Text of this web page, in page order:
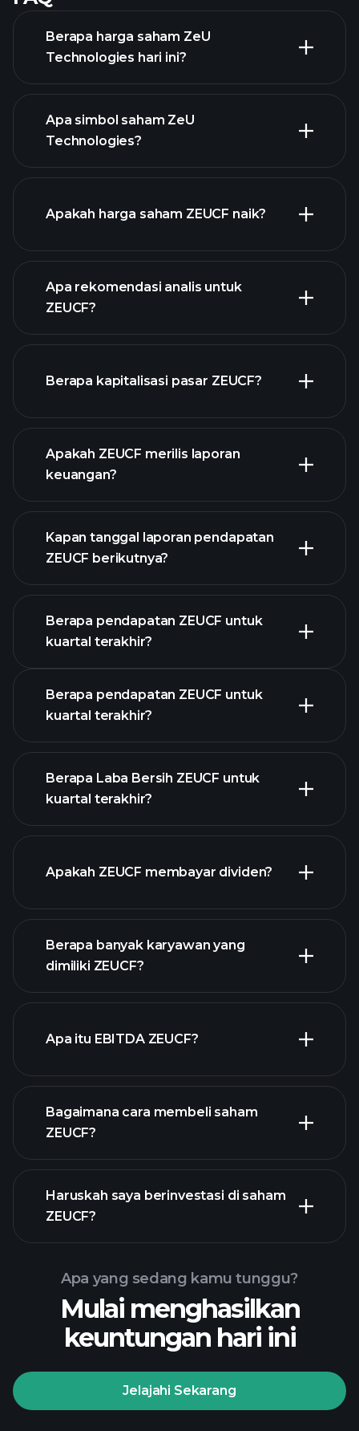
Berapa harga saham ZeU
Technologies hari ini?
chart
Apa simbol saham ZeU
Technologies?
Apakah harga saham ZEUCF naik?
Apa rekomendasi analis untuk
ZEUCF?
Berapa kapitalisasi pasar ZEUCF?
daftar saham kami
Apakah ZEUCF merilis laporan
keuangan?
keuangan
ZEUCF
Kapan tanggal laporan pendapatan
ZEUCF berikutnya?
Berapa pendapatan ZEUCF untuk
kuartal terakhir?
pendapatan ZEUCF
Berapa pendapatan ZEUCF untuk
kuartal terakhir?
Berapa Laba Bersih ZEUCF untuk
kuartal terakhir?
laporan
keuangan
Apakah ZEUCF membayar dividen?
Berapa banyak karyawan yang
dimiliki ZEUCF?
Apa itu EBITDA ZEUCF?
laporan keuangan ZEUCF
Bagaimana cara membeli saham
ZEUCF?
Turnamen
Playtrade
broker yang
Haruskah saya berinvestasi di saham
ZEUCF?
Apa yang sedang kamu tunggu?
Mulai menghasilkan
keuntungan hari ini
Jelajahi Sekarang